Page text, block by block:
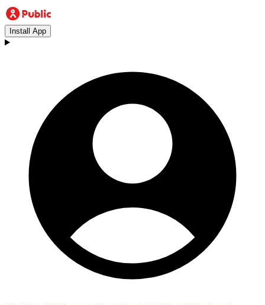
Install App